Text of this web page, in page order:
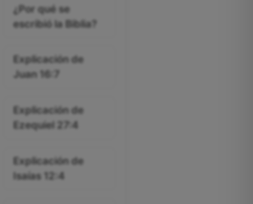
¿Por qué se
escribió la Biblia?
Explicación de
Juan 16:7
Explicación de
Ezequiel 27:4
Explicación de
Isaías 12:4